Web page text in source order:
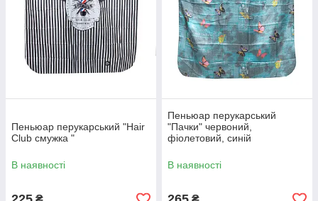
Пеньюар перукарський "Hair
Club смужка "
В наявності
Пеньюар перукарський
"Пачки" червоний,
фіолетовий, синій
В наявності